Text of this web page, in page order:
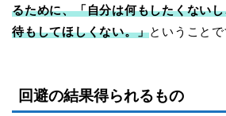
るために、「自分は何もしたくない
待もしてほしくない。」ということで
回避の結果得られるもの